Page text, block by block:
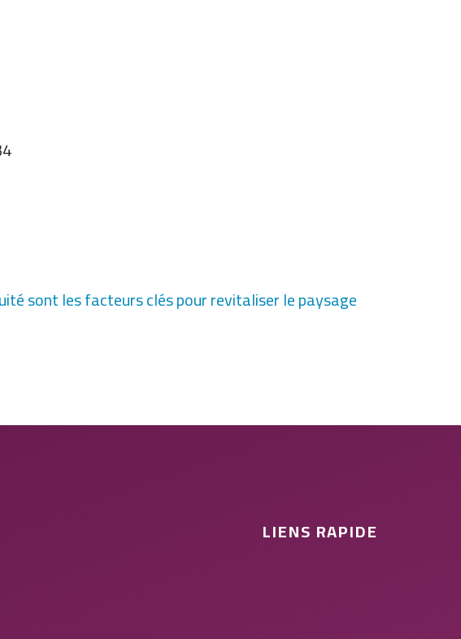
sont les facteurs clés pour revitaliser le paysage
LIENS RAPIDE